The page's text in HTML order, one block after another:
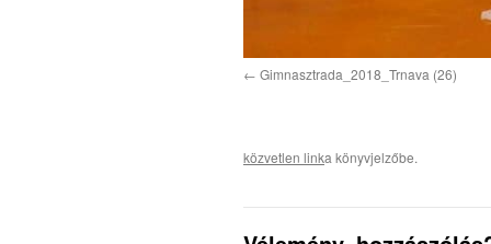
Gimnasztrada_2018_Trnava (26)
közvetlen linka könyvjelzőbe.